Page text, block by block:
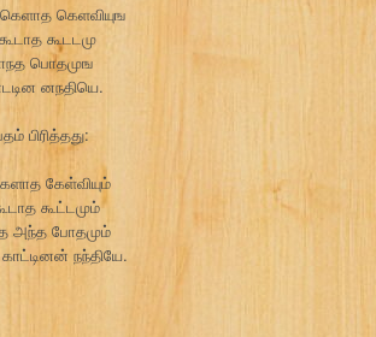
கெளவியுங
கூடடமு
பொதமுங
னநதியெ.
பிரித்தது:
கேள்வியும்
கூட்டமும்
அந்த போதமும்
நந்தியே.